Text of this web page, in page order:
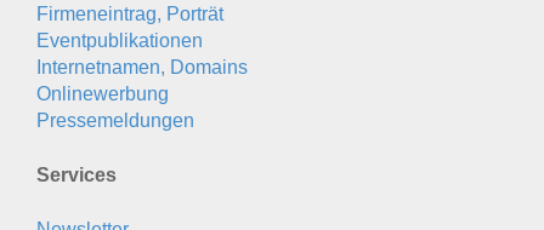
Firmeneintrag, Porträt
Eventpublikationen
Internetnamen, Domains
Onlinewerbung
Pressemeldungen
Services